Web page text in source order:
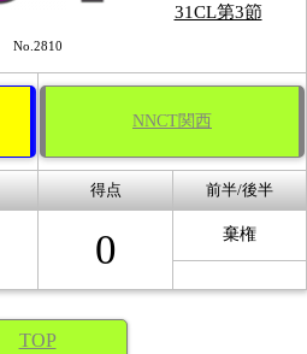
31CL第3節
No.2810
NNCT関西
得点 前半/後半
0 棄権
TOP